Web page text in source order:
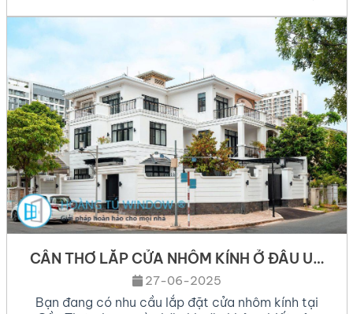
gần gũi thiên nhiên. Không gian đậm chất Wabi
Sabi – Mộc mạc và an yên Giữa trung tâm Cần
Thơ, Hoàng Tú Window đã […]
CẦN THƠ LẮP CỬA NHÔM KÍNH Ở ĐÂU UY
TÍN, GIÁ HỢP LÝ?
27-06-2025
Bạn đang có nhu cầu lắp đặt cửa nhôm kính tại